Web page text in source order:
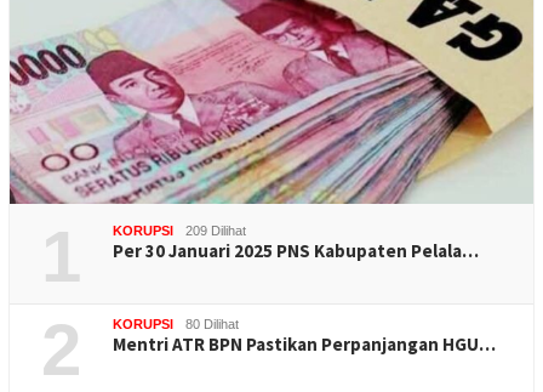
1 KORUPSI 209 Dilihat
Per 30 Januari 2025 PNS Kabupaten Pelala…
2 KORUPSI 80 Dilihat
Mentri ATR BPN Pastikan Perpanjangan HGU…